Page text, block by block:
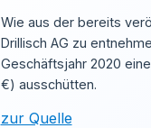
Wie aus der bereits
Drillisch AG zu
Geschäftsjahr 2020
€) ausschütten.
zur Quelle